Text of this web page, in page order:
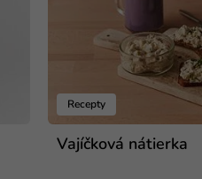
Recepty
Vajíčková nátierka